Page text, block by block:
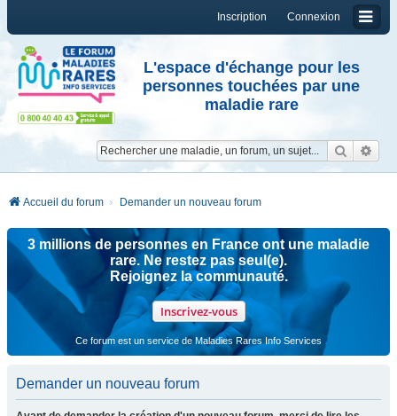
Connexion
Inscription
L'espace d'échange pour les
personnes touchées par une
maladie rare
Accueil du forum Demander un nouveau forum
3 millions de personnes en France ont une maladie
rare. Ne restez pas seul(e).
Rejoignez la communauté.
Inscrivez-vous
Ce forum est un service de Maladies Rares Info Services
Demander un nouveau forum